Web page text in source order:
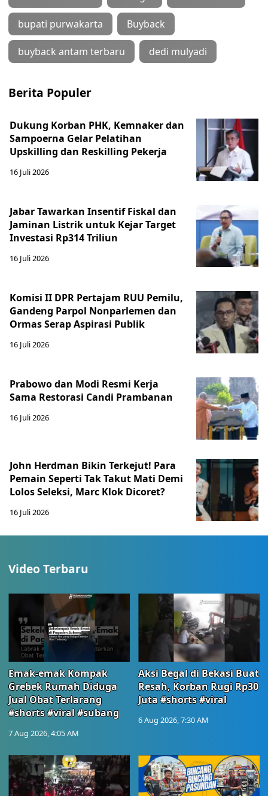
bupati purwakarta Buyback
buyback antam terbaru dedi mulyadi
Berita Populer
Dukung Korban PHK, Kemnaker dan
Sampoerna Gelar Pelatihan
Upskilling dan Reskilling Pekerja
16 Juli 2026
Jabar Tawarkan Insentif Fiskal dan
Jaminan Listrik untuk Kejar Target
Investasi Rp314 Triliun
16 Juli 2026
Komisi II DPR Pertajam RUU Pemilu,
Gandeng Parpol Nonparlemen dan
Ormas Serap Aspirasi Publik
16 Juli 2026
Prabowo dan Modi Resmi Kerja
Sama Restorasi Candi Prambanan
16 Juli 2026
John Herdman Bikin Terkejut! Para
Pemain Seperti Tak Takut Mati Demi
Lolos Seleksi, Marc Klok Dicoret?
16 Juli 2026
Video Terbaru
Emak-emak Kompak
Grebek Rumah Diduga
Jual Obat Terlarang
#shorts #viral #subang
7 Aug 2026, 4:05 AM
Aksi Begal di Bekasi Buat
Resah, Korban Rugi Rp30
Juta #shorts #viral
6 Aug 2026, 7:30 AM